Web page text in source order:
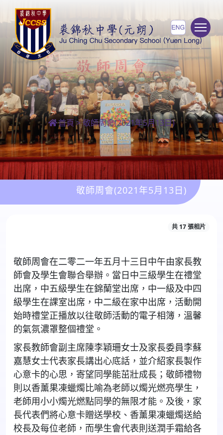
首頁 >敬師周會(2021年5月13日)
敬師周會(2021年5月13日)
共 17 張相片
敬師周會在二零二一年五月十三日中午由家長教
師會及學生會聯合舉辦。當日中三級學生在禮堂
出席，中五級學生在錦蘭堂出席，中一級及中四
級學生在課室出席，中二級在家中出席，活動開
始時禮堂正播放以往敬師活動的電子相簿，溫馨
的氣氛濃罩整個禮堂。
家長教師會副主席陳李穎珊女士及家長委員李蘇
嘉慧女士代表家長講出心底話，並介紹家長製作
心意卡的心思，寄望同學能茁壯成長；敬師禮物
則以香薰果凍蠟燭比喻為老師以燭光燃亮學生，
老師用小小燭光燃點同學的無限才能。及後，家
長代表們將心意卡贈送學校、香薰果凍蠟燭送給
校長及每位老師，而學生會代表則送潤手霜給各